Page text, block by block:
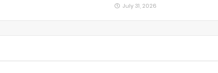
July 31, 2026